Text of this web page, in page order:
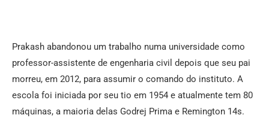
Prakash abandonou um trabalho numa universidade como
professor-assistente de engenharia civil depois que seu pai
morreu, em 2012, para assumir o comando do instituto. A
escola foi iniciada por seu tio em 1954 e atualmente tem 80
máquinas, a maioria delas Godrej Prima e Remington 14s.